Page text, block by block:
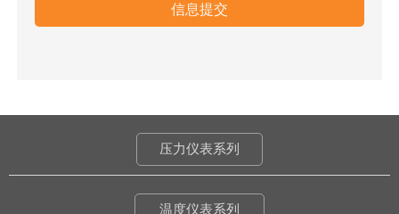
信息提交
压力仪表系列
温度仪表系列